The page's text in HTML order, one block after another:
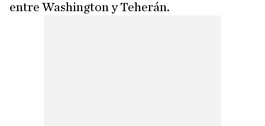
entre Washington y Teherán.